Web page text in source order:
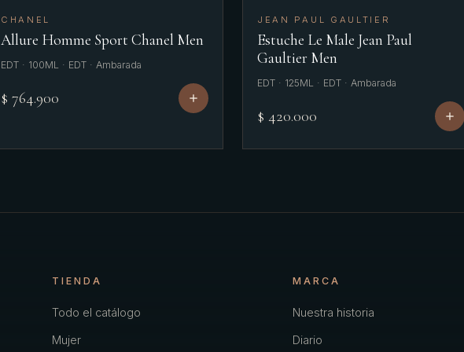
CHANEL
Allure Homme Sport Chanel Men
EDT · 100ML · EDT · Ambarada
$ 764.900
JEAN PAUL GAULTIER
Estuche Le Male Jean Paul
Gaultier Men
EDT · 125ML · EDT · Ambarada
$ 420.000
TIENDA
Todo el catálogo
Mujer
MARCA
Nuestra historia
Diario